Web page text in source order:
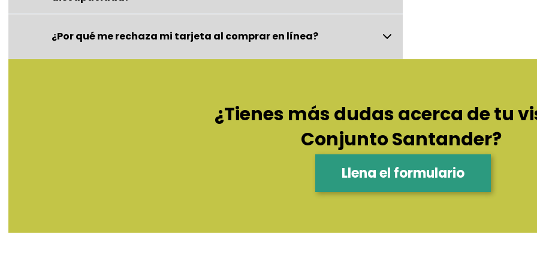
¿Por qué me rechaza mi tarjeta al comprar en línea?
¿Tienes más dudas acerca de tu
Conjunto Santander?
Llena el formulario